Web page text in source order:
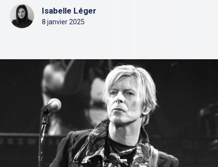
Isabelle Léger
8 janvier 2025